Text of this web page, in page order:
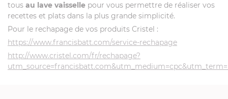
tous au lave vaisselle pour vous permettre de réaliser vos
recettes et plats dans la plus grande simplicité.
Pour le rechapage de vos produits Cristel :
https://www.francisbatt.com/service-rechapage
http://www.cristel.com/fr/rechapage?